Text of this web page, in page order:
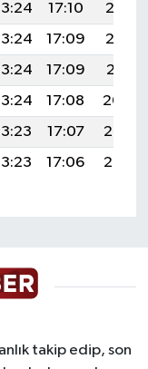
17:10
20:13
17:09
20:12
17:09
20:11
17:08
20:09
17:07
20:08
17:06 20:06
takip edip, son